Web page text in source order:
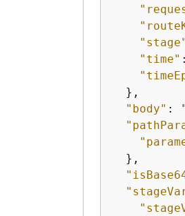
"time"
  },
"body" :
  },